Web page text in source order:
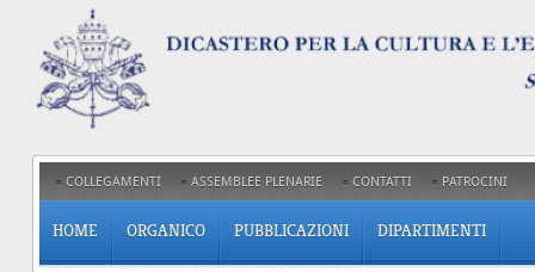
COLLEGAMENTI ASSEMBLEE PLENARIE CONTATTI PATROCINI
HOME ORGANICO PUBBLICAZIONI DIPARTIMENTI